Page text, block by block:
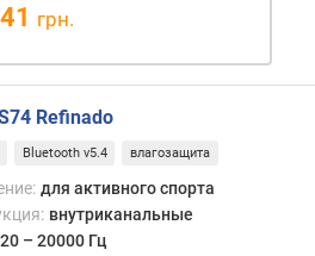
грн.
Refinado
Bluetooth v5.4 влагозащита
для активного спорта
внутриканальные
20 – 20000 Гц